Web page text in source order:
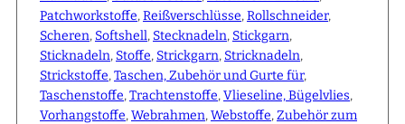
Patchworkstoffe,Reißverschlüsse,Rollschneider,
Scheren, Softshell, Stecknadeln, Stickgarn,
Sticknadeln, Stoffe, Strickgarn, Stricknadeln,
Strickstoffe,Taschen, Zubehör und Gurte für,
Taschenstoffe,Trachtenstoffe,Vlieseline, Bügelvlies,
Vorhangstoffe,Webrahmen,Webstoffe,Zubehör zum